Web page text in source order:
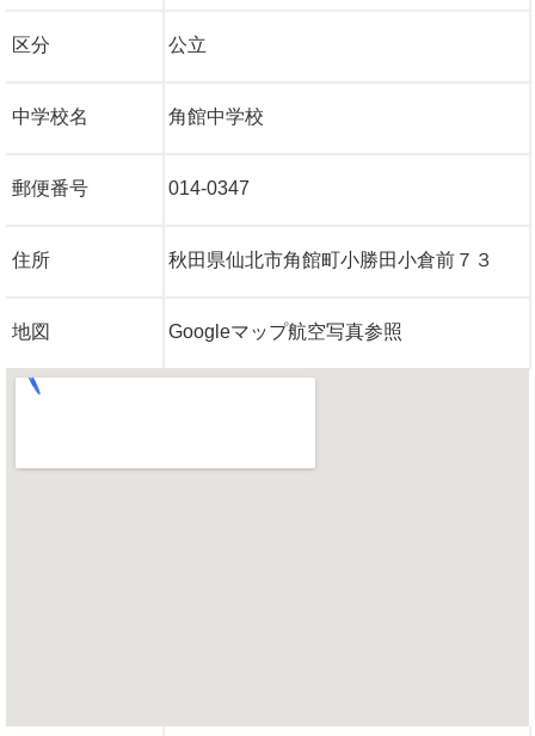
区分 公立
中学校名 角館中学校
郵便番号 014-0347
住所 秋田県仙北市角館町小勝田小倉前７３
地図 Googleマップ航空写真参照